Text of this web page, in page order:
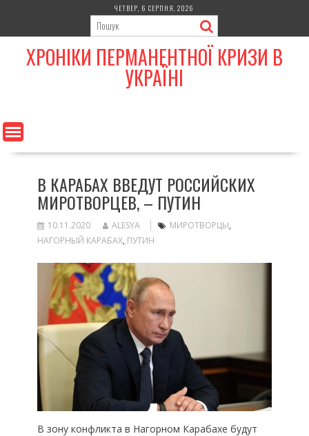
content
ЧЕТВЕР, 6 СЕРПНЯ, 2026
ХРОНІКИ ПЕРМАНЕНТНОЇ КРИЗИ В
УКРАЇНІ
В КАРАБАХ ВВЕДУТ РОССИЙСКИХ
МИРОТВОРЦЕВ, – ПУТИН
10.11.2020 ALESYA МИРОТВОРЦЫ,
НАГОРНЫЙ КАРАБАХ, ПУТИН
В зону конфликта в Нагорном Карабахе будут